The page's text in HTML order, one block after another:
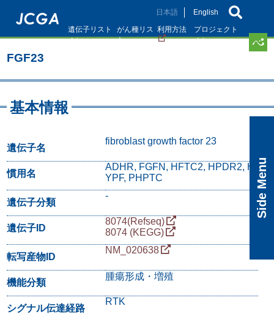
ン
ン
に
日本語
English
遺伝子リスト
がん種リス
ト
利用方法 プロジェクト
Side Menu
FGF23
基本情報
遺伝子名
fibroblast growth factor 23
慣用名
ADHR, FGFN, HFTC2, HPDR2, H
YPF, PHPTC
遺伝子分類
-
遺伝子ID
8074(Refseq)
8074 (KEGG)
転写産物ID
NM_020638
機能分類
腫瘍形成・増殖
シグナル伝達経路
RTK